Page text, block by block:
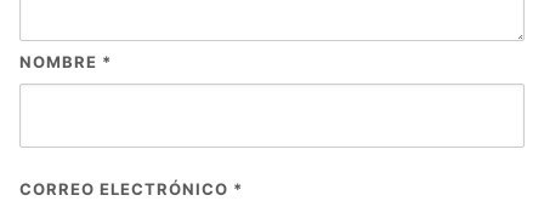
NOMBRE *
CORREO ELECTRÓNICO *